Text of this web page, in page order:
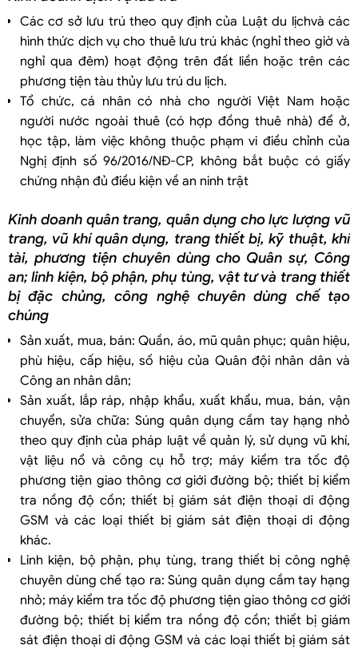
Các cơ sở lưu trú theo quy định của Luật du lịchvà các
hình thức dịch vụ cho thuê lưu trú khác (nghỉ theo giờ và
nghỉ qua đêm) hoạt động trên đất liền hoặc trên các
phương tiện tàu thủy lưu trú du lịch.
Tổ chức, cá nhân có nhà cho người Việt Nam hoặc
người nước ngoài thuê (có hợp đồng thuê nhà) để ở,
học tập, làm việc không thuộc phạm vi điều chỉnh của
Nghị định số 96/2016/NĐ-CP, không bắt buộc có giấy
chứng nhận đủ điều kiện về an ninh trật
Kinh doanh quân trang, quân dụng cho lực lượng vũ
trang, vũ khí quân dụng, trang thiết bị, kỹ thuật, khí
tài, phương tiện chuyên dùng cho Quân sự, Công
an; linh kiện, bộ phận, phụ tùng, vật tư và trang thiết
bị đặc chủng, công nghệ chuyên dùng chế tạo
chúng
Sản xuất, mua, bán: Quần, áo, mũ quân phục; quân hiệu,
phù hiệu, cấp hiệu, số hiệu của Quân đội nhân dân và
Công an nhân dân;
Sản xuất, lắp ráp, nhập khẩu, xuất khẩu, mua, bán, vận
chuyển, sửa chữa: Súng quân dụng cầm tay hạng nhỏ
theo quy định của pháp luật về quản lý, sử dụng vũ khí,
vật liệu nổ và công cụ hỗ trợ; máy kiểm tra tốc độ
phương tiện giao thông cơ giới đường bộ; thiết bị kiểm
tra nồng độ cồn; thiết bị giám sát điện thoại di động
GSM và các loại thiết bị giám sát điện thoại di động
khác.
Linh kiện, bộ phận, phụ tùng, trang thiết bị công nghệ
chuyên dùng chế tạo ra: Súng quân dụng cầm tay hạng
nhỏ; máy kiểm tra tốc độ phương tiện giao thông cơ giới
đường bộ; thiết bị kiểm tra nồng độ cồn; thiết bị giám
sát điện thoại di động GSM và các loại thiết bị giám sát